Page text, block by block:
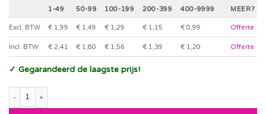
1-49 50-99 100-199 200-399 400-9999 MEER?
Excl. BTW € 1,99 € 1,49 € 1,29 € 1,15 € 0,99 Offerte
Incl. BTW € 2,41 € 1,80 € 1,56 € 1,39 € 1,20 Offerte
✓ Gegarandeerd de laagste prijs!
LED foamstick Multicolor “just married” aantal